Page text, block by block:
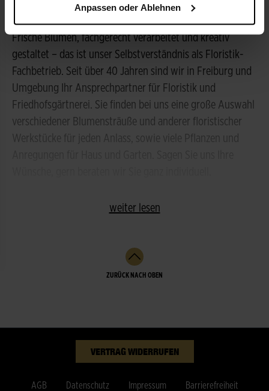
Anpassen oder Ablehnen
Frische Blumen, fachgerecht verarbeitet und kreativ
gestaltet – das ist unser Selbstverständnis als Floristik-
Fachbetrieb. Seit über 40 Jahren sind wir in Freiburg und
Umgebung Ihr Ansprechpartner für Floristik und
Friedhofsgärtnerei. Sie finden bei uns eine große Auswahl
verschiedener Blumensträuße und anderer floristischer
Werkstücke für jeden Anlass, sowie viele Pflanzen und
weiter lesen
ZURÜCK NACH OBEN
VERTRAG WIDERRUFEN
AGB Datenschutz Impressum Barrierefreiheit